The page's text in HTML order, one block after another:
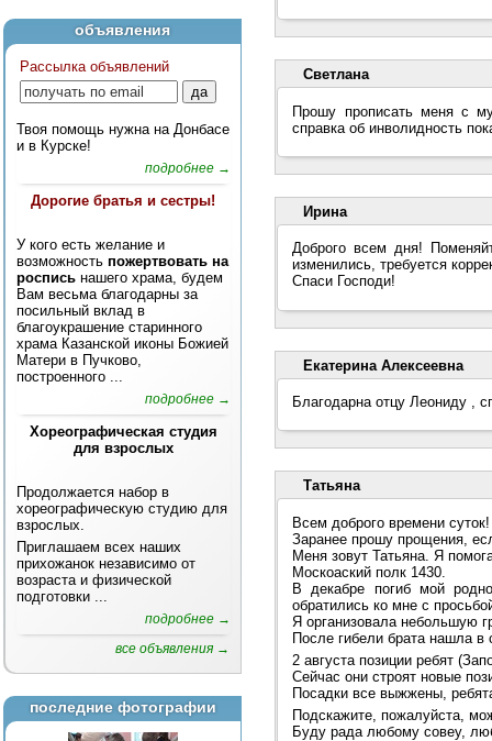
объявления
Рассылка объявлений
Твоя помощь нужна на Донбасе
и в Курске!
подробнее →
Дорогие братья и сестры!
У кого есть желание и
возможность пожертвовать на
роспись нашего храма, будем
Вам весьма благодарны за
посильный вклад в
благоукрашение старинного
храма Казанской иконы Божией
Матери в Пучково,
построенного ...
подробнее →
Хореографическая студия
для взрослых
Продолжается набор в
хореографическую студию для
взрослых.
Приглашаем всех наших
прихожанок независимо от
возраста и физической
подготовки ...
подробнее →
все объявления →
последние фотографии
Светлана
Прошу прописать меня с
справка об инволидность
Ирина
Доброго всем дня!
изменились, требуется
Спаси Господи!
Екатерина Алексеевна
Благодарна отцу Леониду ,
Татьяна
Всем доброго времени суток!
Заранее прошу прощения,
Меня зовут Татьяна. Я
Москоаский полк 1430.
В декабре погиб мой
обратились ко мне с
Я организовала небольшую
После гибели брата нашла в
2 августа позиции ребят
Сейчас они строят новые
Посадки все выжжены,
Подскажите, пожалуйста,
Буду рада любому совеу,